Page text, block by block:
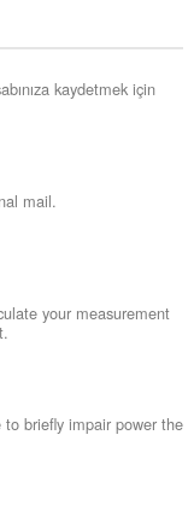
kaydetmek için
mail.
your measurement
briefly impair power the